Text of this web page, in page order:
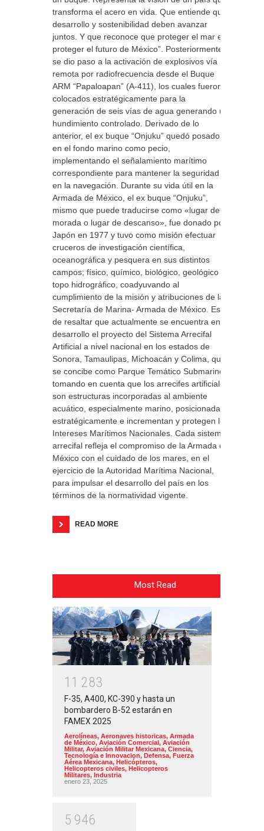
transforma el acero en vida. Que entiende que
desarrollo y sostenibilidad deben avanzar
juntos. Y que reconoce que proteger el mar es
proteger el futuro de México”. Posteriormente,
se dio paso a la activación de explosivos vía
remota por radiofrecuencia desde el Buque
ARM “Papaloapan” (A-411), los cuales fueron
colocados estratégicamente para la
generación de seis vías de agua generando un
hundimiento controlado. Derivado de lo
anterior, el ex buque “Onjuku” quedó posado
en el fondo marino como pecio,
implementando el señalamiento marítimo
correspondiente para mantener la seguridad
en la navegación. Durante su vida útil en la
Armada de México, el ex buque “Onjuku”,
mismo que puede traducirse como «lugar de
morada o lugar de descanso», fue donado por
Japón en 1977 y tuvo como misión efectuar
cruceros de investigación científica,
oceanográfica y pesquera en sus distintos
campos; físico, químico, biológico, geológico y
topo hidrográfico, coadyuvando al
cumplimiento de la misión y atribuciones de la
Secretaría de Marina- Armada de México. Es
de resaltar que actualmente se encuentra en
desarrollo el proyecto del Sistema Arrecifal
Artificial a nivel nacional en los estados de
Sonora, Tamaulipas, Michoacán y Colima, que
se concibe como Parque Temático Submarino,
tomando en cuenta que los arrecifes artificiales
son estructuras incorporadas al ambiente
acuático, especialmente marino, posicionadas
estratégicamente e incrementan y protegen los
Intereses Marítimos Nacionales. Cada sistema
arrecifal refleja el compromiso de la Armada de
México con el cuidado de los mares, en el
ejercicio de la Autoridad Marítima Nacional,
para impulsar el desarrollo del país en los
términos de la normatividad vigente.
READ MORE
Most Read
1 1 283
F-35, A400, KC-390 y hasta un
bombardero B-52 estarán en
FAMEX 2025
Aerolíneas, Aeronaves historicas, Armada
de México, Aviación Comercial, Aviación
Militar, Aviación Militar Mexicana, Ciencia,
Tecnología e Innovacion, Defensa, Fuerza
Aérea Mexicana, Helicópteros,
Helicopteros civiles, Helicopteros
Militares, Industria
enero 23, 2025
5 946